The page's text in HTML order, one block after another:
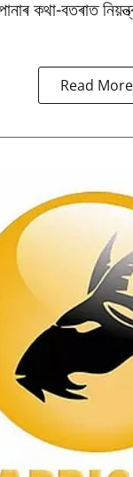
কথা-বতৰাত
Read More